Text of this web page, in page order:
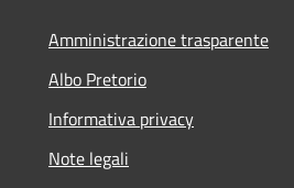
Amministrazione trasparente
Albo Pretorio
Informativa privacy
Note legali